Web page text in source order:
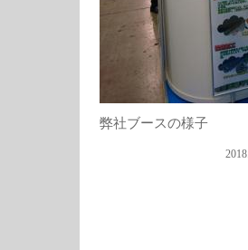
弊社ブースの様子